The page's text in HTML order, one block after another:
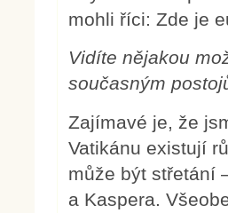
mohli říci: Zde je
Vidíte nějakou
současným
Zajímavé je, že
Vatikánu existují
může být střetání
a Kaspera.